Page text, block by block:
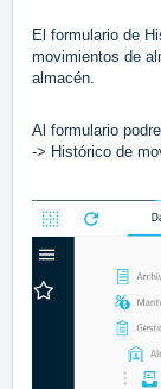
El formulario de
movimientos de
almacén.
Al formulario
-> Histórico de